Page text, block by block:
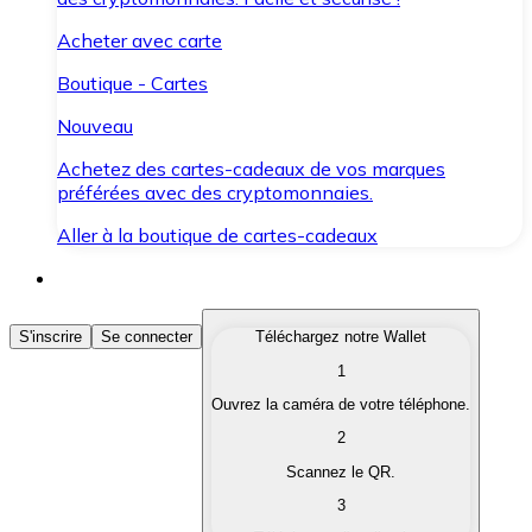
Acheter avec carte
Boutique - Cartes
Nouveau
Achetez des cartes-cadeaux de vos marques
préférées avec des cryptomonnaies.
Aller à la boutique de cartes-cadeaux
Acheter des Cryptomonnaies
Achetez les cryptomonnaies qui vous intéressent
Convertissez vos cryptomonnaies en monnaie
S'inscrire Se connecter
Téléchargez notre Wallet
1
Ouvrez la caméra de votre téléphone.
2
Scannez le QR.
3